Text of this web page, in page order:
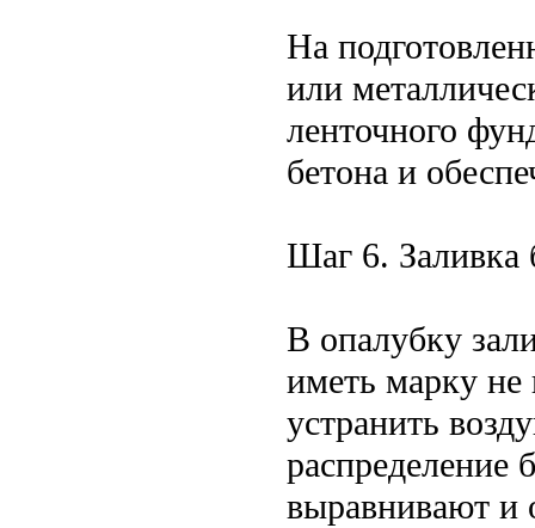
На
или
ленточного
бетона и
Шаг 6. Заливка
В опалубку
иметь марку
устранить
распределение
выравнивают и